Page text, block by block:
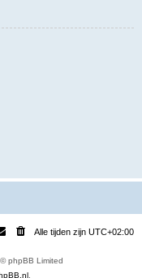
Alle tijden zijn UTC+02:00
phpBB Limited
.